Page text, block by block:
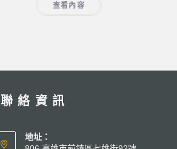
查看內容
聯絡資訊
地址：